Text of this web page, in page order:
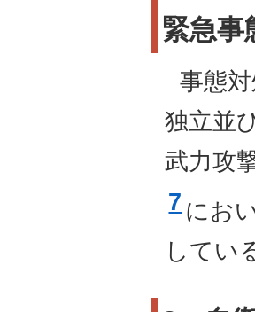
緊急事
事態
独立並
武力攻
7 にお
してい